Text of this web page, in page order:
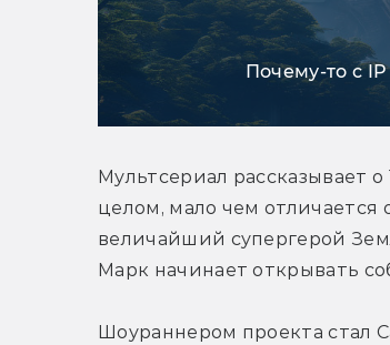
Почему-то с
Мультсериал рассказывает
целом, мало чем отличается
величайший супергерой
Марк начинает открывать
Шоураннером проекта стал